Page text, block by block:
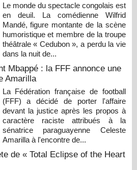
Le monde du spectacle congolais est
en deuil. La comédienne Wilfrid
Mandé, figure montante de la scène
humoristique et membre de la troupe
théâtrale « Cedubon », a perdu la vie
dans la nuit de...
Mbappé : la FFF annonce une
Amarilla
La Fédération française de football
(FFF) a décidé de porter l'affaire
devant la justice après les propos à
caractère raciste attribués à la
sénatrice paraguayenne Celeste
Amarilla à l'encontre de...
de « Total Eclipse of the Heart